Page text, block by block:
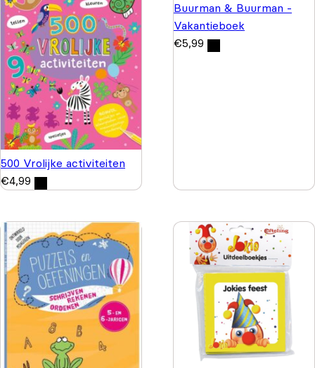
500 Vrolijke activiteiten
€4,99
Buurman & Buurman -
Vakantieboek
€5,99